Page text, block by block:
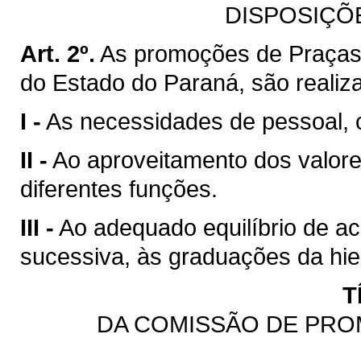
Art. 2º. As promoções de
do Estado do Paraná, são
I - As necessidades de pessoal,
II - Ao aproveitamento dos
diferentes funções.
III - Ao adequado equilíbrio de
sucessiva, às graduações da
DA COMISSÃO DE